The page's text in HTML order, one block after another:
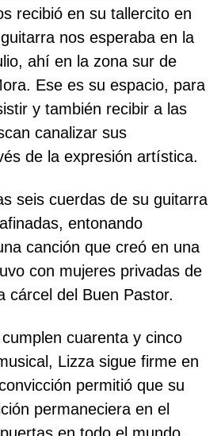
recibió en su tallercito en
nos esperaba en la
ahí en la zona sur de
Ese es su espacio, para
y también recibir a las
canalizar sus
de la expresión artística.
seis cuerdas de su guitarra
entonando
canción que creó en una
con mujeres privadas de
cárcel del Buen Pastor.
cuarenta y cinco
Lizza sigue firme en
permitió que su
permaneciera en el